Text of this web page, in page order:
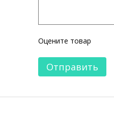
Оцените товар
Отправить